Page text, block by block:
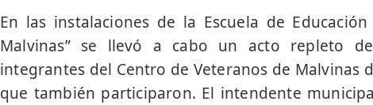
En las instalaciones de la Escuela de Educación
Malvinas” se llevó a cabo un acto repleto
integrantes del Centro de Veteranos de Malvinas
que también participaron. El intendente